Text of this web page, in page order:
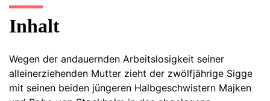
Inhalt
Wegen der andauernden Arbeitslosigkeit seiner
alleinerziehenden Mutter zieht der zwölfjährige Sigge
mit seinen beiden jüngeren Halbgeschwistern Majken